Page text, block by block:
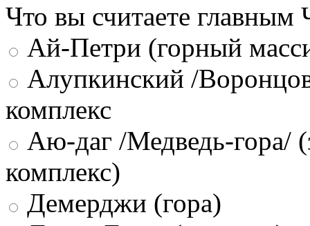
Что вы считаете
Ай-Петри (горный
Алупкинский /
комплекс
Аю-даг /Медведь-гора/
комплекс)
Демерджи (гора)